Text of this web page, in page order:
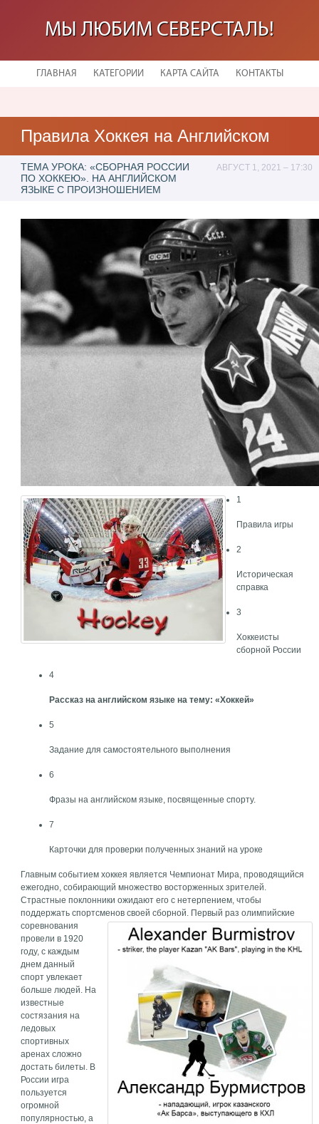
МЫ ЛЮБИМ СЕВЕРСТАЛЬ!
ГЛАВНАЯ КАТЕГОРИИ КАРТА САЙТА КОНТАКТЫ
Правила Хоккея на Английском
ТЕМА УРОКА: «СБОРНАЯ РОССИИ
ПО ХОККЕЮ». НА АНГЛИЙСКОМ
ЯЗЫКЕ С ПРОИЗНОШЕНИЕМ
АВГУСТ 1, 2021 – 17:30
1
Правила игры
2
Историческая
справка
3
Хоккеисты
сборной России
4
Рассказ на английском языке на тему: «Хоккей»
5
Задание для самостоятельного выполнения
6
Фразы на английском языке, посвященные спорту.
7
Карточки для проверки полученных знаний на уроке
Главным событием хоккея является Чемпионат Мира, проводящийся
ежегодно, собирающий множество восторженных зрителей.
Страстные поклонники ожидают его с нетерпением, чтобы
поддержать спортсменов своей сборной. Первый раз олимпийские
соревнования
провели в 1920
году, с каждым
днем данный
спорт увлекает
больше людей. На
известные
состязания на
ледовых
спортивных
аренах сложно
достать билеты. В
России игра
пользуется
огромной
популярностью, а